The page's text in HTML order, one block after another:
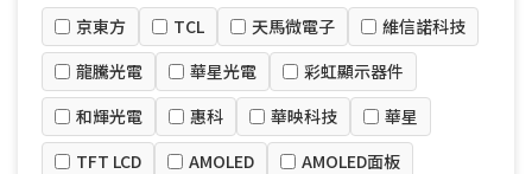
京東方 TCL 天馬微電子
維信諾科技
龍騰光電
華星光電
彩虹顯示器件
和輝光電
惠科 華映科技
華星
TFT LCD
AMOLED
AMOLED面板